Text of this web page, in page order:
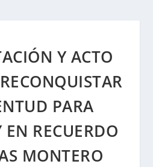
Y ACTO
PARA
EN RECUERDO
MONTERO